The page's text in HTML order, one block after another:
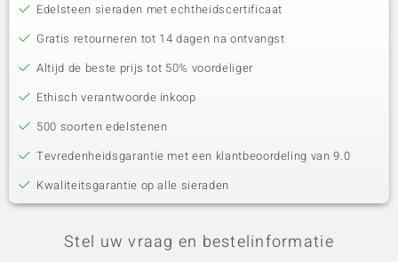
Edelsteen sieraden met echtheidscertificaat
Gratis retourneren tot 14 dagen na ontvangst
Altijd de beste prijs tot 50% voordeliger
Ethisch verantwoorde inkoop
500 soorten edelstenen
Tevredenheidsgarantie met een klantbeoordeling van 9.0
Kwaliteitsgarantie op alle sieraden
Stel uw vraag en bestelinformatie